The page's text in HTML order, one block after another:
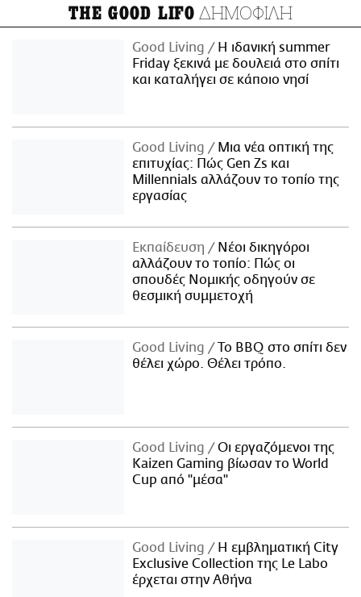
THE GOOD LIFO ΔΗΜΟΦΙΛΗ
Good Living
Η ιδανική summer
Friday ξεκινά με δουλειά στο σπίτι
και καταλήγει σε κάποιο νησί
Good Living
Μια νέα οπτική της
επιτυχίας: Πώς Gen Zs και
Millennials αλλάζουν το τοπίο της
εργασίας
Εκπαίδευση
Νέοι δικηγόροι
αλλάζουν το τοπίο: Πώς οι
σπουδές Νομικής οδηγούν σε
θεσμική συμμετοχή
Good Living
Το BBQ στο σπίτι δεν
θέλει χώρο. Θέλει τρόπο.
Good Living
Οι εργαζόμενοι της
Kaizen Gaming βίωσαν το World
Cup από "μέσα"
Good Living
Η εμβληματική City
Exclusive Collection της Le Labo
έρχεται στην Αθήνα